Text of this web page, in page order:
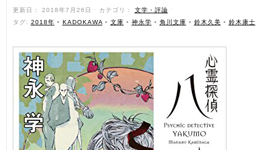
更新日： 2018年7月26日 ˑ カテゴリ： 文学・評論 ˑ
タグ: 2018年 • KADOKAWA • 文庫 • 神永学 • 角川文庫 • 鈴木久美 • 鈴木康士